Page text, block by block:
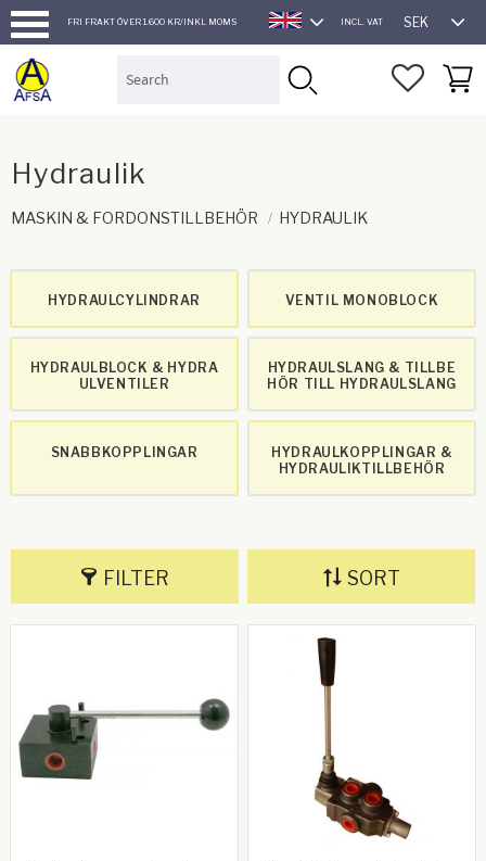
Menu
FRI FRAKT ÖVER 1.600 KR/INKL MOMS
ENGLISH
INCL. VAT SEK
Hydraulik
MASKIN & FORDONSTILLBEHÖR HYDRAULIK
HYDRAULCYLINDRAR VENTIL MONOBLOCK
HYDRAULBLOCK & HYDRA
ULVENTILER
HYDRAULSLANG & TILLBE
HÖR TILL HYDRAULSLANG
SNABBKOPPLINGAR
HYDRAULKOPPLINGAR &
HYDRAULIKTILLBEHÖR
FILTER SORT